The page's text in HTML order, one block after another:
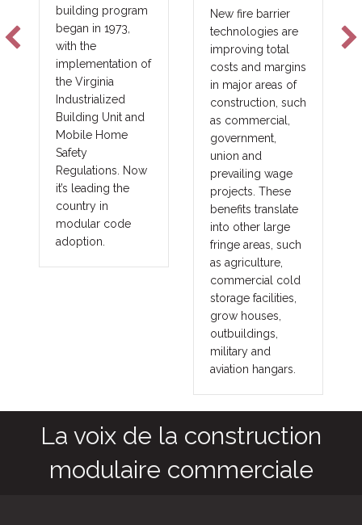
building program
began in 1973,
with the
implementation of
the Virginia
Industrialized
Building Unit and
Mobile Home
Safety
Regulations. Now
it’s leading the
country in
modular code
adoption.
New fire barrier
technologies are
improving total
costs and margins
in major areas of
construction, such
as commercial,
government,
union and
prevailing wage
projects. These
benefits translate
into other large
fringe areas, such
as agriculture,
commercial cold
storage facilities,
grow houses,
outbuildings,
military and
aviation hangars.
La voix de la construction
modulaire commerciale